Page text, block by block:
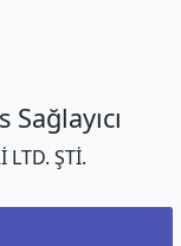
LTD. ŞTİ.